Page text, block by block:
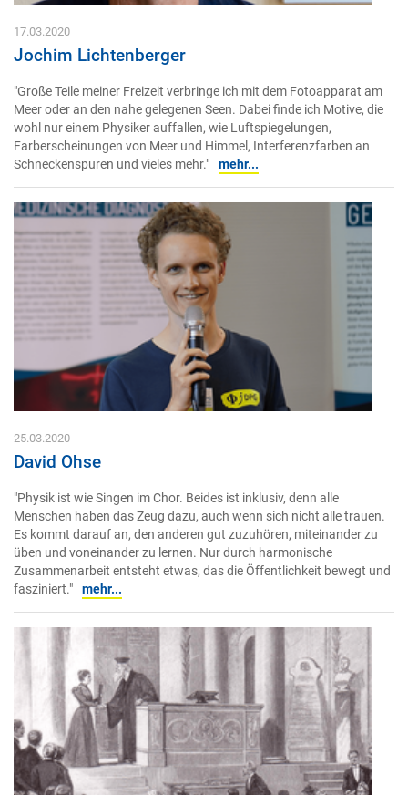
17.03.2020
Jochim Lichtenberger
"Große Teile meiner Freizeit verbringe ich mit dem Fotoapparat am
Meer oder an den nahe gelegenen Seen. Dabei finde ich Motive, die
wohl nur einem Physiker auffallen, wie Luftspiegelungen,
Farberscheinungen von Meer und Himmel, Interferenzfarben an
Schneckenspuren und vieles mehr." mehr...
25.03.2020
David Ohse
"Physik ist wie Singen im Chor. Beides ist inklusiv, denn alle
Menschen haben das Zeug dazu, auch wenn sich nicht alle trauen.
Es kommt darauf an, den anderen gut zuzuhören, miteinander zu
üben und voneinander zu lernen. Nur durch harmonische
Zusammenarbeit entsteht etwas, das die Öffentlichkeit bewegt und
fasziniert." mehr...